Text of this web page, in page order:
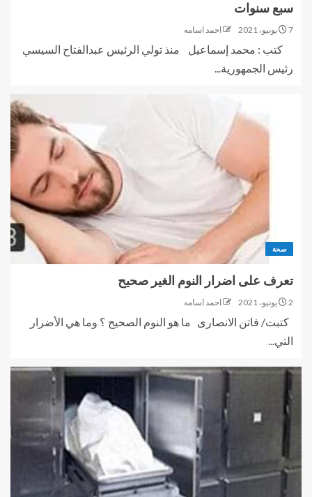
سبع سنوات
7 يونيو، 2021 احمد اسامه
كتب : محمد إسماعيل منذ تولي الرئيس عبدالفتاح السيسي
رئيس الجمهورية...
صحة
تعرف على اضرار النوم الغير صحيح
2 يونيو، 2021 احمد اسامه
كتبت/ فاتن الانصارى ما هو النوم الصحيح ؟ وما هي الأضرار
التي...